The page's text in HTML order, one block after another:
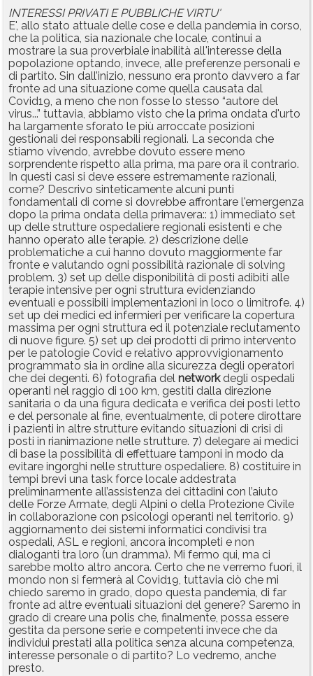
INTERESSI PRIVATI E PUBBLICHE VIRTU'
E', allo stato attuale delle cose e della pandemia in corso,
che la politica, sia nazionale che locale, continui a
mostrare la sua proverbiale inabilità all'interesse della
popolazione optando, invece, alle preferenze personali e
di partito. Sin dall’inizio, nessuno era pronto davvero a far
fronte ad una situazione come quella causata dal
Covid19, a meno che non fosse lo stesso “autore del
virus...” tuttavia, abbiamo visto che la prima ondata d'urto
ha largamente sforato le più arroccate posizioni
gestionali dei responsabili regionali. La seconda che
stiamo vivendo, avrebbe dovuto essere meno
sorprendente rispetto alla prima, ma pare ora il contrario.
In questi casi si deve essere estremamente razionali,
come? Descrivo sinteticamente alcuni punti
fondamentali di come si dovrebbe affrontare l'emergenza
dopo la prima ondata della primavera:: 1) immediato set
up delle strutture ospedaliere regionali esistenti e che
hanno operato alle terapie. 2) descrizione delle
problematiche a cui hanno dovuto maggiormente far
fronte e valutando ogni possibilità razionale di solving
problem. 3) set up delle disponibilità di posti adibiti alle
terapie intensive per ogni struttura evidenziando
eventuali e possibili implementazioni in loco o limitrofe. 4)
set up dei medici ed infermieri per verificare la copertura
massima per ogni struttura ed il potenziale reclutamento
di nuove figure. 5) set up dei prodotti di primo intervento
per le patologie Covid e relativo approvvigionamento
programmato sia in ordine alla sicurezza degli operatori
che dei degenti. 6) fotografia del networkdegli ospedali
operanti nel raggio di 100 km, gestiti dalla direzione
sanitaria o da una figura dedicata e verifica dei posti letto
e del personale al fine, eventualmente, di potere dirottare
i pazienti in altre strutture evitando situazioni di crisi di
posti in rianimazione nelle strutture. 7) delegare ai medici
di base la possibilità di effettuare tamponi in modo da
evitare ingorghi nelle strutture ospedaliere. 8) costituire in
tempi brevi una task force locale addestrata
preliminarmente all’assistenza dei cittadini con l’aiuto
delle Forze Armate, degli Alpini o della Protezione Civile
in collaborazione con psicologi operanti nel territorio. 9)
aggiornamento dei sistemi informatici condivisi tra
ospedali, ASL e regioni, ancora incompleti e non
dialoganti tra loro (un dramma). Mi fermo qui, ma ci
sarebbe molto altro ancora. Certo che ne verremo fuori, il
mondo non si fermerà al Covid19, tuttavia ciò che mi
chiedo saremo in grado, dopo questa pandemia, di far
fronte ad altre eventuali situazioni del genere? Saremo in
grado di creare una polis che, finalmente, possa essere
gestita da persone serie e competenti invece che da
individui prestati alla politica senza alcuna competenza,
interesse personale o di partito? Lo vedremo, anche
presto.